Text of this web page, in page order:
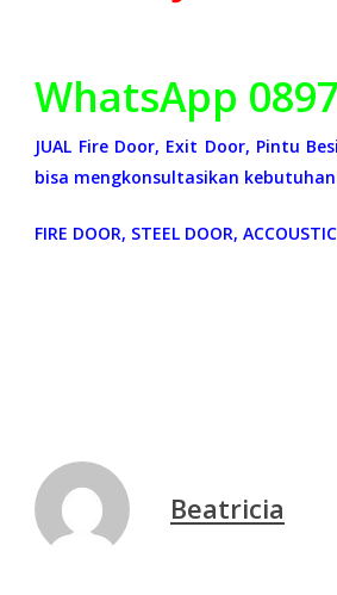
WhatsApp
JUAL Fire Door, Exit Door, Pintu
bisa mengkonsultasikan
FIRE DOOR, STEEL DOOR,
Beatricia